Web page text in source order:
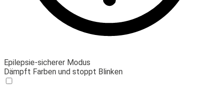
Epilepsie-sicherer Modus
Dämpft Farben und stoppt Blinken